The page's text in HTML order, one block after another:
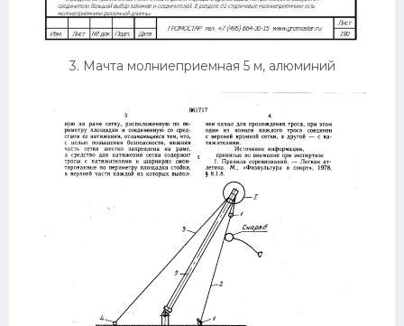
3. Мачта молниеприемная 5 м, алюминий